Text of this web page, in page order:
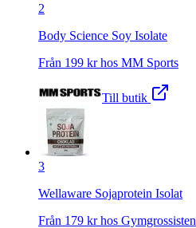
2
Body Science Soy Isolate
Från 199 kr hos MM Sports
Till butik
3
Wellaware Sojaprotein Isolat
Från 179 kr hos Gymgrossisten